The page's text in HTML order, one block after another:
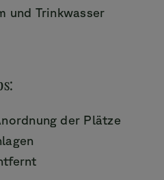
und Trinkwasser
der Plätze